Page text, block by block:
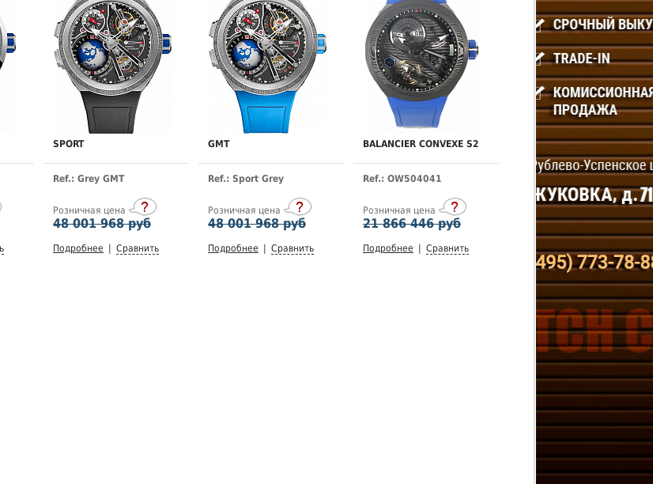
SPORT
Ref.: Grey GMT
Розничная цена
48 001 968 руб
Подробнее Сравнить
GMT
Ref.: Sport Grey
Розничная цена
48 001 968 руб
Подробнее Сравнить
BALANCIER CONVEXE S2
Ref.: OW504041
Розничная цена
21 866 446 руб
Подробнее Сравнить